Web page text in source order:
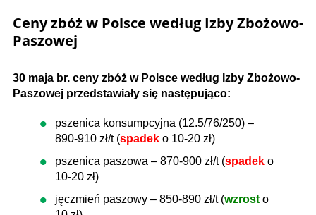
Ceny zbóż w Polsce według Izby Zbożowo-
Paszowej
30 maja br. ceny zbóż w Polsce według Izby Zbożowo-
Paszowej przedstawiały się następująco:
pszenica konsumpcyjna (12.5/76/250) –
890-910 zł/t (spadek o 10-20 zł)
pszenica paszowa – 870-900 zł/t (spadek o
10-20 zł)
jęczmień paszowy – 850-890 zł/t (wzrost o